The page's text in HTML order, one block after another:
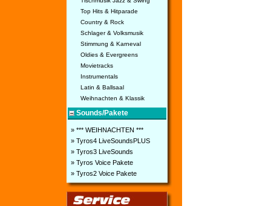
Top Hits & Hitparade
Country & Rock
Schlager & Volksmusik
Stimmung & Karneval
Oldies & Evergreens
Movietracks
Instrumentals
Latin & Ballsaal
Weihnachten & Klassik
Sounds/Pakete
» *** WEIHNACHTEN ***
» Tyros4 LiveSoundsPLUS
» Tyros3 LiveSounds
» Tyros Voice Pakete
» Tyros2 Voice Pakete